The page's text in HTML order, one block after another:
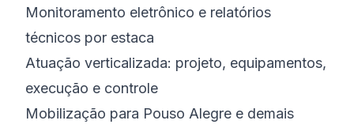
Monitoramento eletrônico e relatórios
técnicos por estaca
Atuação verticalizada: projeto, equipamentos,
execução e controle
Mobilização para Pouso Alegre e demais